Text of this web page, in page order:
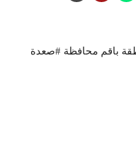
باقم محافظة #صعدة